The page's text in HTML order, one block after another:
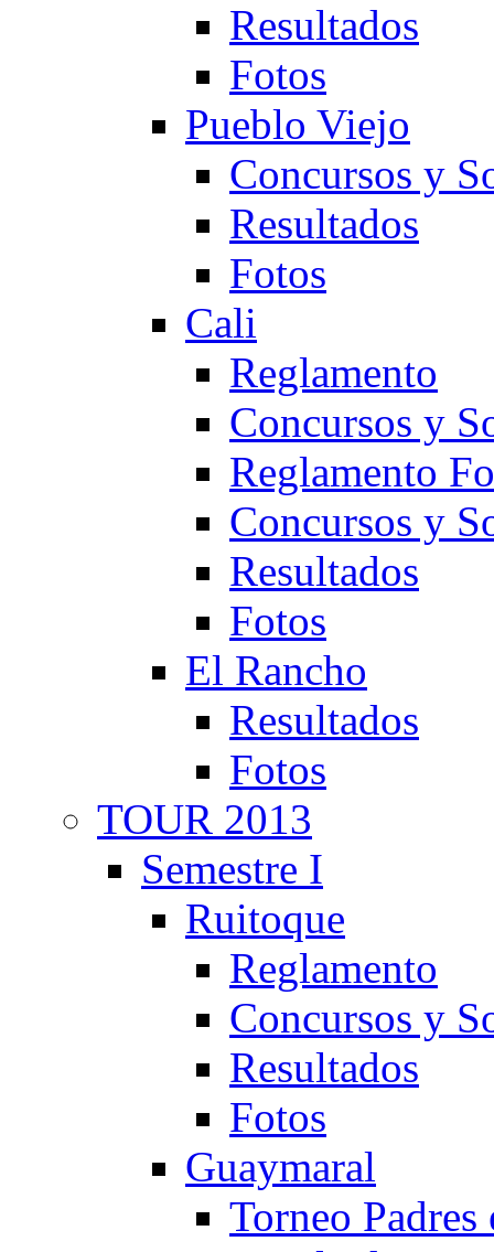
Resultados
Fotos
Pueblo Viejo
Concursos y
Resultados
Fotos
Cali
Reglamento
Concursos y
Reglamento
Concursos y
Resultados
Fotos
El Rancho
Resultados
Fotos
TOUR 2013
Semestre I
Ruitoque
Reglamento
Concursos y
Resultados
Fotos
Guaymaral
Torneo